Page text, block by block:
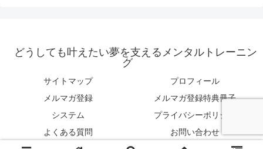
どうしても叶えたい夢を支えるメンタルトレーニン
グ
サイトマップ
プロフィール
メルマガ登録
メルマガ登録特典冊子
システム
プライバシーポリシー
よくある質問
お問い合わせ